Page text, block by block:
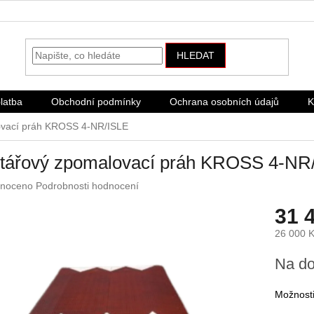
HLEDAT
Obchodní podmínky Ochrana osobních údajů
práh KROSS 4-NR/ISLE
zpomalovací práh KROSS 4-
Podrobnosti hodnocení
31
26 000
cena:
Na